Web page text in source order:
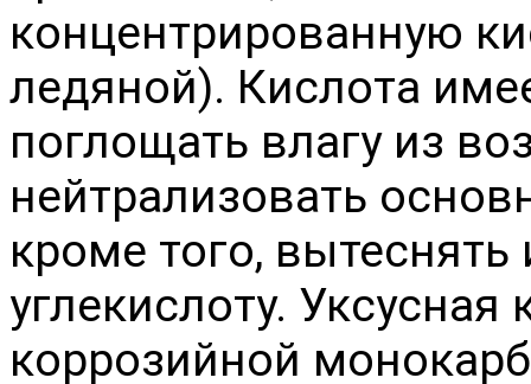
концентрированную
ледяной). Кислота
поглощать влагу из
нейтрализовать
кроме того,
углекислоту.
коррозийной